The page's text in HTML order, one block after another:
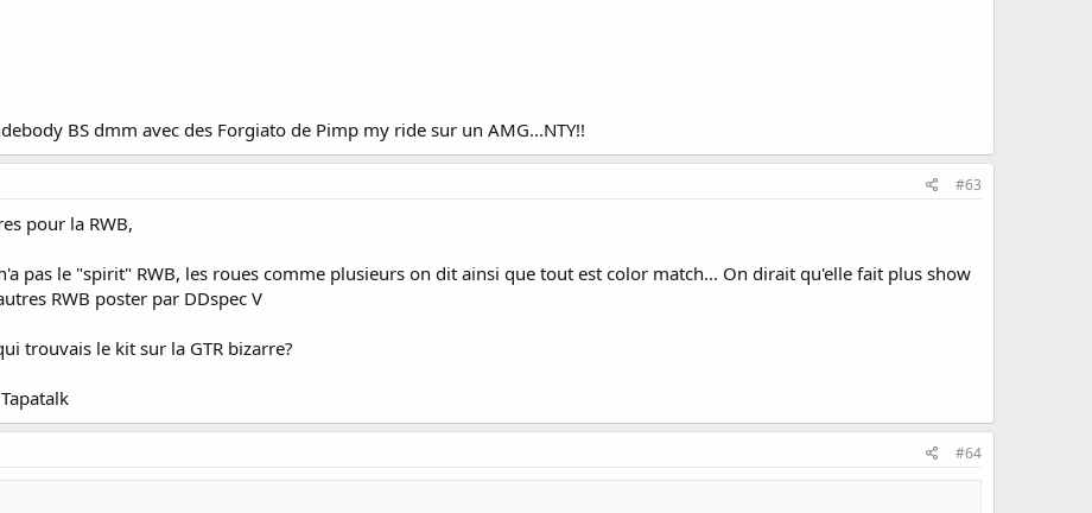
BS dmm avec des Forgiato de Pimp my ride sur un AMG...NTY!!
#63
pour la RWB,
pas le "spirit" RWB, les roues comme plusieurs on dit ainsi que tout est color match... On dirait qu'elle fait plus show
RWB poster par DDspec V
trouvais le kit sur la GTR bizarre?
#64